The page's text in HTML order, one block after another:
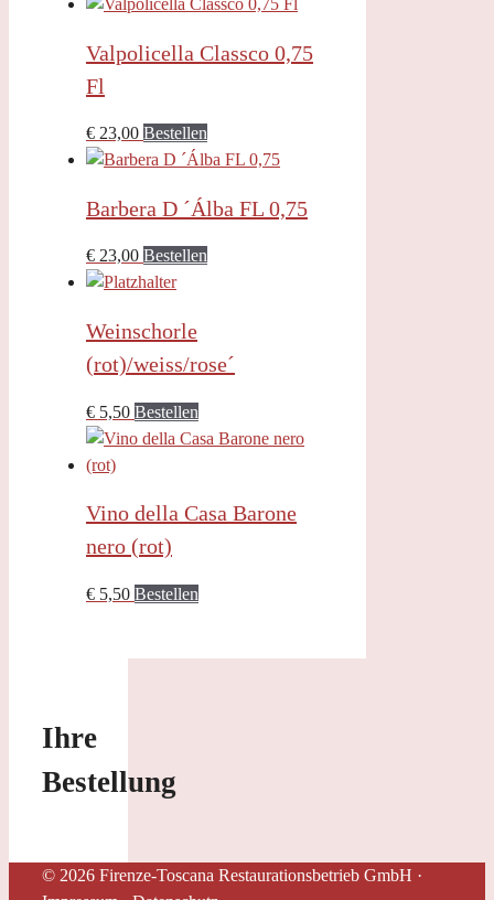
Valpolicella Classco 0,75
Fl
€ 23,00 Bestellen
Barbera D ´Álba FL 0,75
€ 23,00 Bestellen
Weinschorle
(rot)/weiss/rose´
€ 5,50 Bestellen
Vino della Casa Barone
nero (rot)
€ 5,50 Bestellen
Ihre
Bestellung
© 2026 Firenze-Toscana Restaurationsbetrieb GmbH ·